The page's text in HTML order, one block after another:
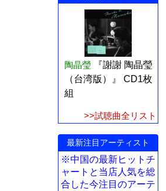
陶晶瑩
『謝謝 陶晶瑩
（台湾版）』 CD1枚
組
>>試聴曲全リスト
最新注目アーティスト
※中国の最新ヒットチ
ャートと当店人気を総
合した今注目のアーテ